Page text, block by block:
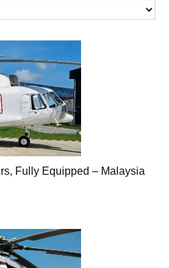
Fully Equipped – Malaysia